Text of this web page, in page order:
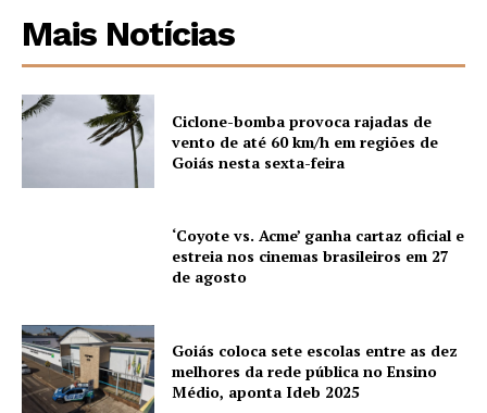
Mais Notícias
Ciclone-bomba provoca rajadas de
vento de até 60 km/h em regiões de
Goiás nesta sexta-feira
‘Coyote vs. Acme’ ganha cartaz oficial e
estreia nos cinemas brasileiros em 27
de agosto
Goiás coloca sete escolas entre as dez
melhores da rede pública no Ensino
Médio, aponta Ideb 2025